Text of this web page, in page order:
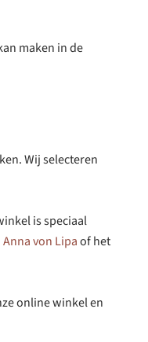
maken in de
Wij selecteren
is speciaal
Anna von Lipaof het
online winkel en